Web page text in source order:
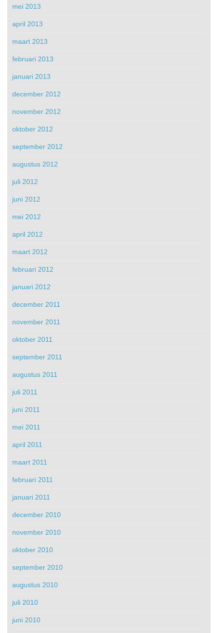
mei 2013
april 2013
maart 2013
februari 2013
januari 2013
december 2012
november 2012
oktober 2012
september 2012
augustus 2012
juli 2012
juni 2012
mei 2012
april 2012
maart 2012
februari 2012
januari 2012
december 2011
november 2011
oktober 2011
september 2011
augustus 2011
juli 2011
juni 2011
mei 2011
april 2011
maart 2011
februari 2011
januari 2011
december 2010
november 2010
oktober 2010
september 2010
augustus 2010
juli 2010
juni 2010